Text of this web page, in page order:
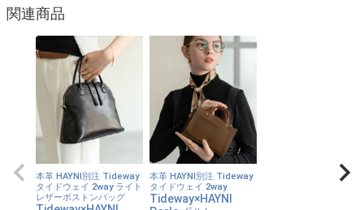
品はしっかり収納できます。
【上品な金具】
アンティークゴールドの金具がどこかクラシックな雰囲気を醸し
出し、カジュアルにも上品にもどちらにも偏りすぎず良いスパイ
スとなっています。
【Made in Japan】
日本製の確かな技術で細部まで丁寧に作りこまれており、作りの
良さを感じていただけるバッグです。
【超軽量】
関連商品
本革 HAYNI別注 Tideway
タイドウェイ 2way ライト
レザーボストンバッグ
本革 HAYNI別注 Tideway
タイドウェイ 2way
Tideway×HAYNI